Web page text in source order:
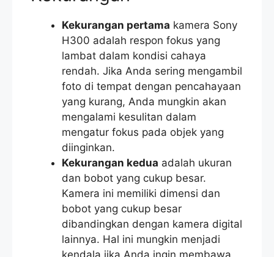
Kekurangan pertama kamera Sony
H300 adalah respon fokus yang
lambat dalam kondisi cahaya
rendah. Jika Anda sering mengambil
foto di tempat dengan pencahayaan
yang kurang, Anda mungkin akan
mengalami kesulitan dalam
mengatur fokus pada objek yang
diinginkan.
Kekurangan kedua adalah ukuran
dan bobot yang cukup besar.
Kamera ini memiliki dimensi dan
bobot yang cukup besar
dibandingkan dengan kamera digital
lainnya. Hal ini mungkin menjadi